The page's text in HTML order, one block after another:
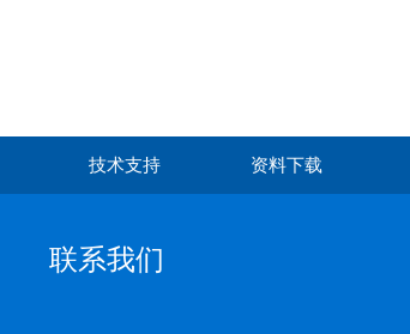
技术支持 资料下载
联系我们